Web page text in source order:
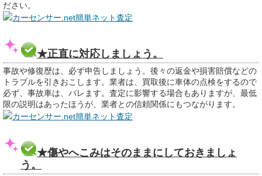
ださい。
カーセンサー.net簡単ネット査定
★正直に対応しましょう。
事故や修復歴は、必ず申告しましょう。後々の返金や損害賠償などの
トラブルを引きおこします。業者は、買取後に車体の点検をするので
必ず、事故車は、バレます。査定に影響する場合もありますが、最低
限の説明はあったほうが、業者との信頼関係にもつながります。
カーセンサー.net簡単ネット査定
★傷やへこみはそのままにしておきましょ
う。